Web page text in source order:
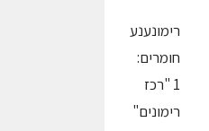
רימונענע
חומרים:
1 "רכז
רימונים"